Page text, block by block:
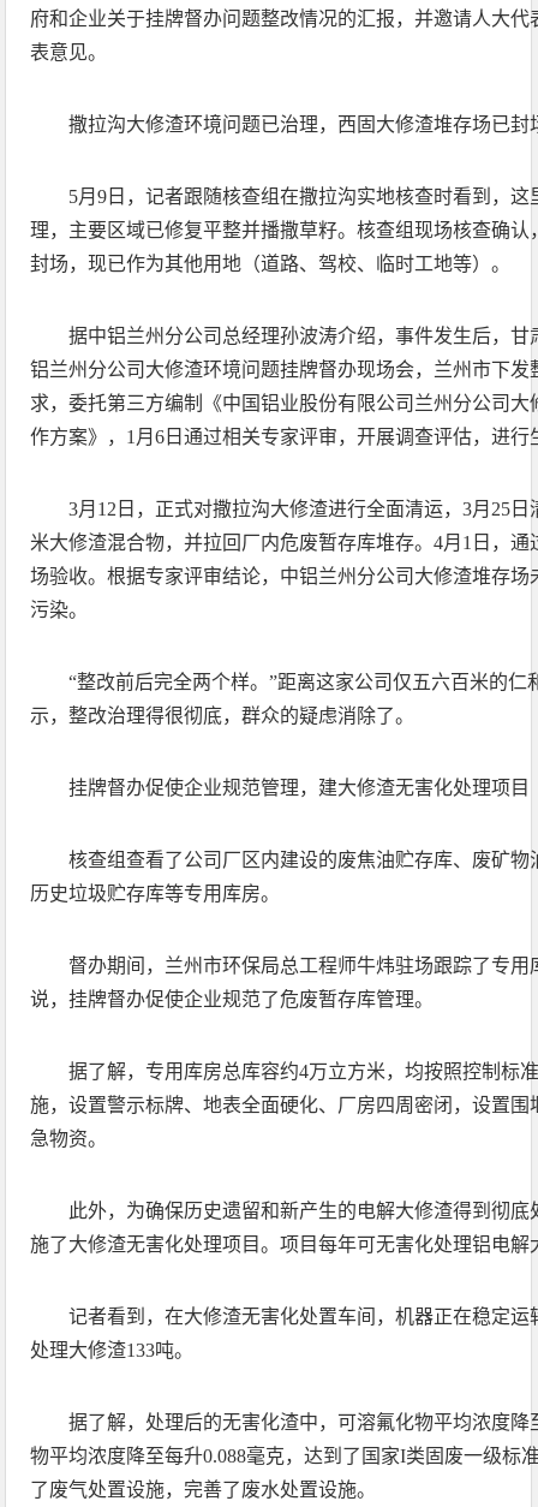
府和企业关于挂牌督办问题整改情况的汇报，并邀请人大
表意见。
撒拉沟大修渣环境问题已治理，西固大修渣堆存场已封
5月9日，记者跟随核查组在撒拉沟实地核查时看到，
理，主要区域已修复平整并播撒草籽。核查组现场核查确
封场，现已作为其他用地（道路、驾校、临时工地等）。
据中铝兰州分公司总经理孙波涛介绍，事件发生后，
铝兰州分公司大修渣环境问题挂牌督办现场会，兰州市下
求，委托第三方编制《中国铝业股份有限公司兰州分公司
作方案》，1月6日通过相关专家评审，开展调查评估，进
3月12日，正式对撒拉沟大修渣进行全面清运，3月25
米大修渣混合物，并拉回厂内危废暂存库堆存。4月1日，
场验收。根据专家评审结论，中铝兰州分公司大修渣堆存
污染。
“整改前后完全两个样。”距离这家公司仅五六百米的仁
示，整改治理得很彻底，群众的疑虑消除了。
挂牌督办促使企业规范管理，建大修渣无害化处理项目
核查组查看了公司厂区内建设的废焦油贮存库、废矿
历史垃圾贮存库等专用库房。
督办期间，兰州市环保局总工程师牛炜驻场跟踪了专
说，挂牌督办促使企业规范了危废暂存库管理。
据了解，专用库房总库容约4万立方米，均按照控制标
施，设置警示标牌、地表全面硬化、厂房四周密闭，设置
急物资。
此外，为确保历史遗留和新产生的电解大修渣得到彻底
施了大修渣无害化处理项目。项目每年可无害化处理铝电解
记者看到，在大修渣无害化处置车间，机器正在稳定
处理大修渣133吨。
据了解，处理后的无害化渣中，可溶氟化物平均浓度降
物平均浓度降至每升0.088毫克，达到了国家I类固废一级标
了废气处置设施，完善了废水处置设施。